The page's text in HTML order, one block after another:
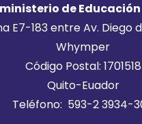
de
E7-183 entre Av. Diego
Whymper
Código Postal: 1701518
Quito-Euador
Teléfono: 593-2 3934-